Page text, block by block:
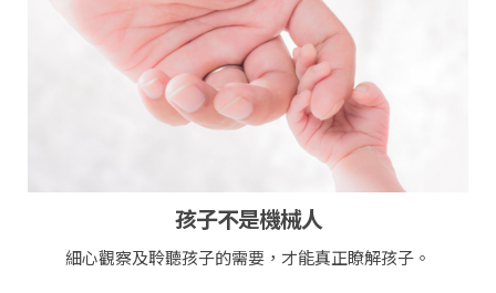
孩子不是機械人
細心觀察及聆聽孩子的需要，才能真正瞭解孩子。